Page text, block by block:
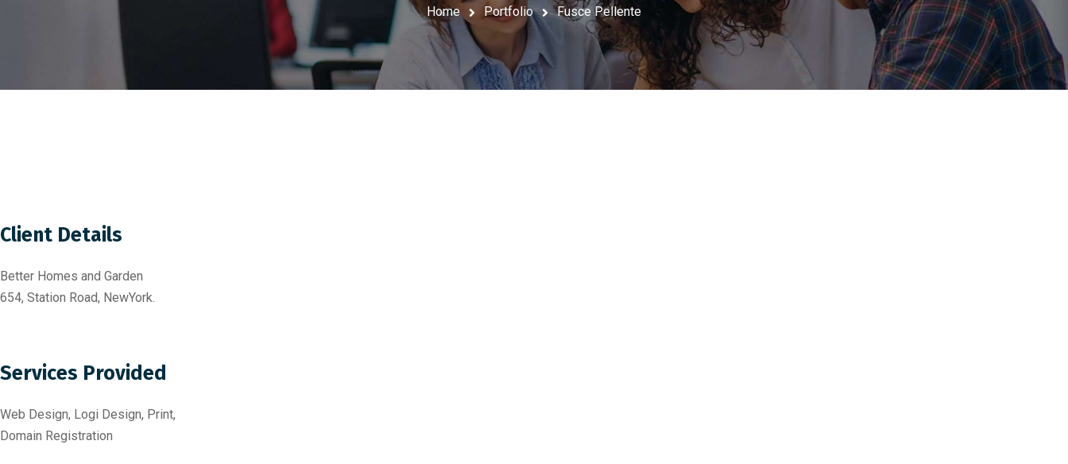
Home Portfolio Fusce Pellente
Client Details
Better Homes and Garden
654, Station Road, NewYork.
Services Provided
Web Design, Logi Design, Print,
Domain Registration